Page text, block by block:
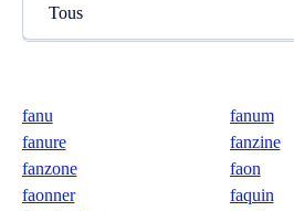
Tous
fanu
fanum
fanure
fanzine
fanzone
faon
faonner
faquin